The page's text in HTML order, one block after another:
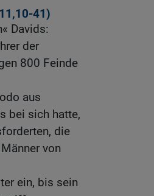
41)
Davids:
der
800 Feinde
aus
bei sich hatte,
die
von
ein, bis sein